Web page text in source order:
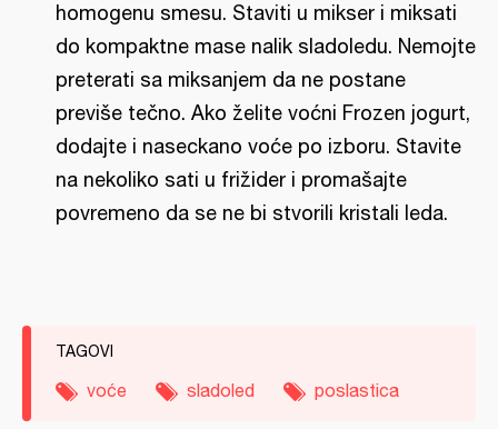
homogenu smesu. Staviti u mikser i miksati
do kompaktne mase nalik sladoledu. Nemojte
preterati sa miksanjem da ne postane
previše tečno. Ako želite voćni Frozen jogurt,
dodajte i naseckano voće po izboru. Stavite
na nekoliko sati u frižider i promašajte
povremeno da se ne bi stvorili kristali leda.
TAGOVI
voće sladoled poslastica